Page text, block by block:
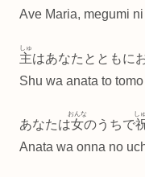
Ave Maria, megumi
主
しゅ
はあなたとともに
Shu wa anata to
あなたは女
おんな
のうちで
し
Anata wa onna no